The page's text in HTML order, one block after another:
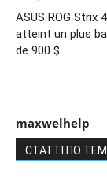
ASUS ROG Strix
atteint un plus
de 900 $
maxwelhelp
СТАТТІ ПО ТЕМІ